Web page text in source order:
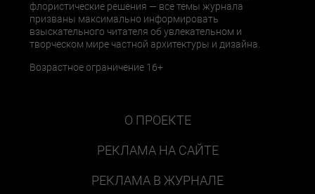
флористические решения — все темы журнала
призваны максимально информировать
взыскательного читателя об увлекательном и
творческом мире частной архитектуры и дизайна.
Возрастное ограничение 16+
О ПРОЕКТЕ
РЕКЛАМА НА САЙТЕ
РЕКЛАМА В ЖУРНАЛЕ